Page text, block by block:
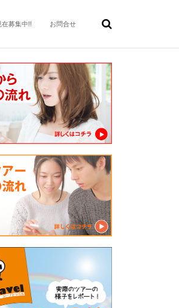
在募集中!! お問合せ